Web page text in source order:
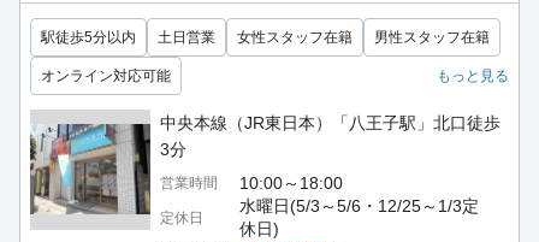
駅徒歩5分以内 土日営業 女性スタッフ在籍 男性スタッフ在籍
オンライン対応可能 もっと見る
中央本線（JR東日本）「八王子駅」北口徒歩
3分
営業時間 10:00～18:00
定休日
水曜日(5/3～5/6・12/25～1/3定
休日)